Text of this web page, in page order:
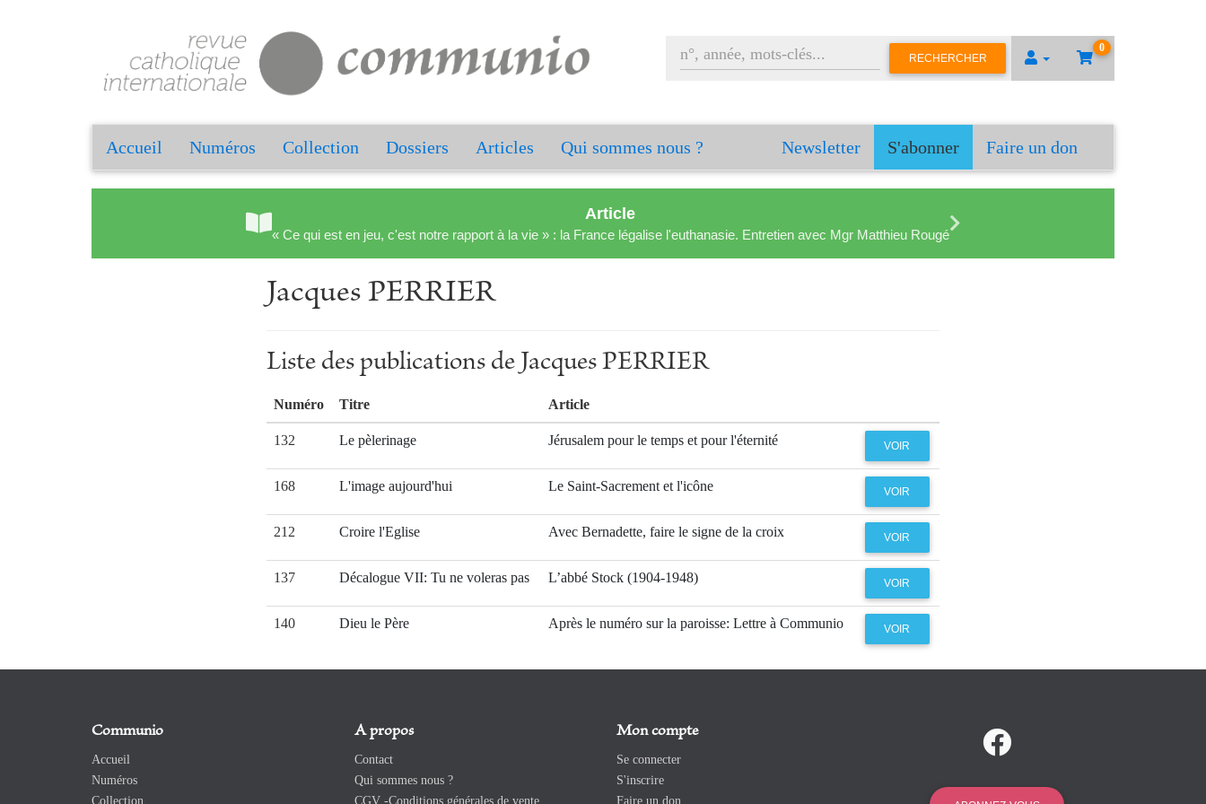
0
RECHERCHER
Accueil Numéros Collection Dossiers Articles Qui sommes nous ? Newsletter S'abonner Faire un don
Article
« Ce qui est en jeu, c'est notre rapport à la vie » : la France légalise l'euthanasie. Entretien avec Mgr Matthieu Rougé
Jacques PERRIER
Liste des publications de Jacques PERRIER
Numéro Titre Article
132 Le pèlerinage Jérusalem pour le temps et pour l'éternité VOIR
168 L'image aujourd'hui Le Saint-Sacrement et l'icône VOIR
212 Croire l'Eglise Avec Bernadette, faire le signe de la croix VOIR
137 Décalogue VII: Tu ne voleras pas L’abbé Stock (1904-1948) VOIR
140 Dieu le Père Après le numéro sur la paroisse: Lettre à Communio VOIR
Communio
Accueil
Numéros
Collection
A propos
Contact
Qui sommes nous ?
CGV -Conditions générales de vente
Mon compte
Se connecter
S'inscrire
Faire un don